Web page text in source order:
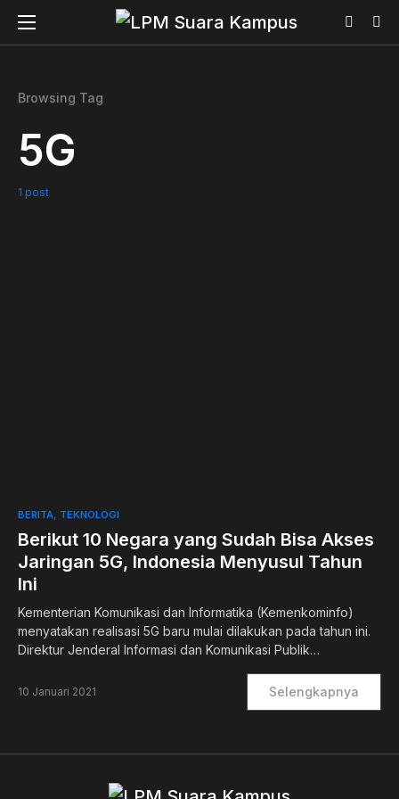
Browsing Tag
5G
1 post
BERITA TEKNOLOGI
Berikut 10 Negara yang Sudah Bisa Akses
Jaringan 5G, Indonesia Menyusul Tahun
Ini
Kementerian Komunikasi dan Informatika (Kemenkominfo)
menyatakan realisasi 5G baru mulai dilakukan pada tahun ini.
Direktur Jenderal Informasi dan Komunikasi Publik…
10 Januari 2021 Selengkapnya